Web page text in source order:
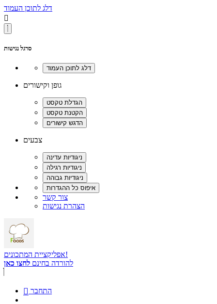
דלג לתוכן העמוד

סרגל נגישות
גופן וקישורים
צבעים
צור קשר
הצהרת נגישות
אפליקציית המתכונים!
להורדה בחינם לחצו כאן
 התחבר